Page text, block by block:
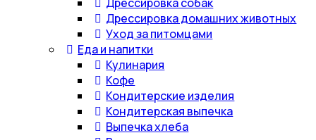
Дрессировка домашних животных
Уход за питомцами
Еда и напитки
Кулинария
Кофе
Кондитерские изделия
Кондитерская выпечка
Выпечка хлеба